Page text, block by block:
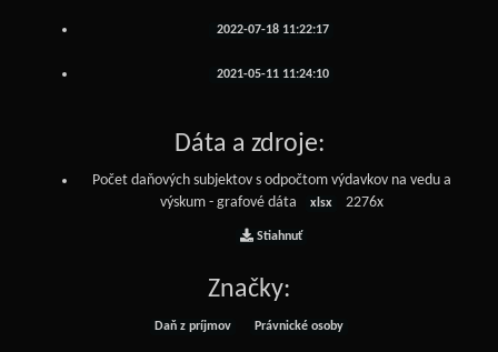
2022-07-18 11:22:17
2021-05-11 11:24:10
Dáta a zdroje:
Počet daňových subjektov s odpočtom výdavkov na vedu a
výskum - grafové dáta
xlsx 2276x
Stiahnuť
Značky:
Daň z príjmov Právnické osoby